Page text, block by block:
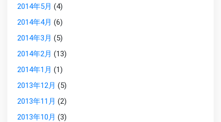
2014年5月 (4)
2014年4月 (6)
2014年3月 (5)
2014年2月 (13)
2014年1月 (1)
2013年12月 (5)
2013年11月 (2)
2013年10月 (3)